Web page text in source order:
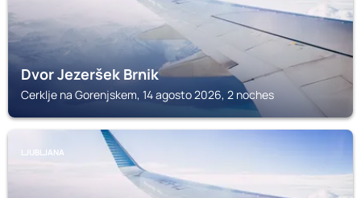
Dvor Jezeršek Brnik
Cerklje na Gorenjskem, 14 agosto 2026, 2 noches
LJUBLJANA